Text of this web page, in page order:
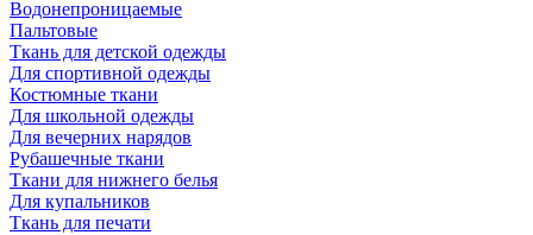
Водонепроницаемые
Пальтовые
Ткань для детской одежды
Для спортивной одежды
Костюмные ткани
Для школьной одежды
Для вечерних нарядов
Рубашечные ткани
Ткани для нижнего белья
Для купальников
Ткань для печати